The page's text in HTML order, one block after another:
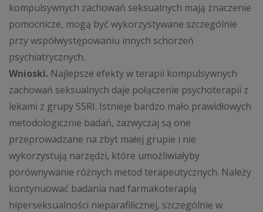
kompulsywnych zachowań seksualnych mają znaczenie
pomocnicze, mogą być wykorzystywane szczególnie
przy współwystępowaniu innych schorzeń
psychiatrycznych.
Wnioski. Najlepsze efekty w terapii kompulsywnych
zachowań seksualnych daje połączenie psychoterapii z
lekami z grupy SSRI. Istnieje bardzo mało prawidłowych
metodologicznie badań, zazwyczaj są one
przeprowadzane na zbyt małej grupie i nie
wykorzystują narzędzi, które umożliwiałyby
porównywanie różnych metod terapeutycznych. Należy
kontynuować badania nad farmakoterapią
hiperseksualności nieparafilicznej, szczególnie w